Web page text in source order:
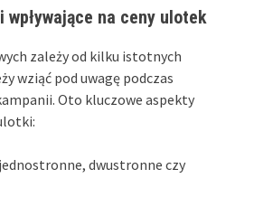
na ceny ulotek
zależy od kilku istotnych
wziąć pod uwagę podczas
Oto kluczowe aspekty
dwustronne czy